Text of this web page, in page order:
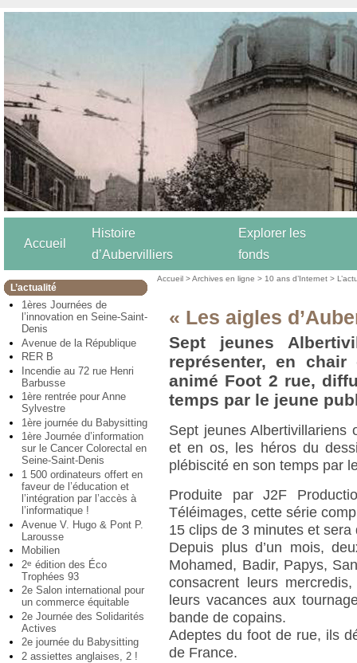
Accueil
Histoire
d’Aubervilliers
Explorer les
fonds
L’actualité
1ères Journées de
l’innovation en Seine-Saint-
Denis
Avenue de la République
RER B
Incendie au 72 rue Henri
Barbusse
1ère rentrée pour Anne
Sylvestre
1ère journée du Babysitting
1ère Journée d’information
sur le Cancer Colorectal en
Seine-Saint-Denis
1 500 ordinateurs offert en
faveur de l’éducation et
l’intégration par l’accès à
l’informatique !
Avenue V. Hugo & Pont P.
Larousse
Mobilien
2e édition des Éco
Trophées 93
2e Salon international pour
un commerce équitable
2e Journée des Solidarités
Actives
2e journée du Babysitting
2 assiettes anglaises, 2 !
Accueil >Archives en ligne > 10 ans d’Internet >
« Les aigles
Sept jeunes
représenter, en
animé Foot 2 rue,
temps par le jeune
Sept jeunes Albertivillariens
et en os, les héros du
plébiscité en son temps par
Produite par J2F
Téléimages, cette série
15 clips de 3 minutes et
Depuis plus d’un mois,
Mohamed, Badir, Papys,
consacrent leurs
leurs vacances aux
bande de copains.
Adeptes du foot de rue, ils
de France.